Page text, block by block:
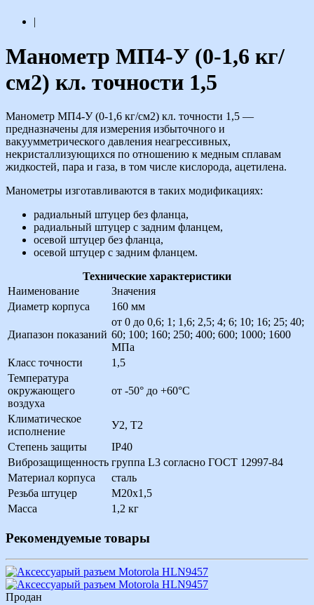
|
Манометр МП4-У (0-1,6 кг/
см2) кл. точности 1,5
Манометр МП4-У (0-1,6 кг/см2) кл. точности 1,5 —
предназначены для измерения избыточного и
вакуумметрического давления неагрессивных,
некристаллизующихся по отношению к медным сплавам
жидкостей, пара и газа, в том числе кислорода, ацетилена.
Манометры изготавливаются в таких модификациях:
радиальный штуцер без фланца,
радиальный штуцер с задним фланцем,
осевой штуцер без фланца,
осевой штуцер с задним фланцем.
Технические характеристики
Наименование
Значения
Диаметр корпуса
160 мм
Диапазон показаний
от 0 до 0,6; 1; 1,6; 2,5; 4; 6; 10; 16; 25; 40;
60; 100; 160; 250; 400; 600; 1000; 1600
МПа
Класс точности
1,5
Температура
окружающего
воздуха
от -50° до +60°С
Климатическое
исполнение
У2, Т2
Степень защиты
IP40
Виброзащищенность группа L3 согласно ГОСТ 12997-84
Материал корпуса
сталь
Резьба штуцер
М20х1,5
Масса
1,2 кг
Рекомендуемые товары
Продан